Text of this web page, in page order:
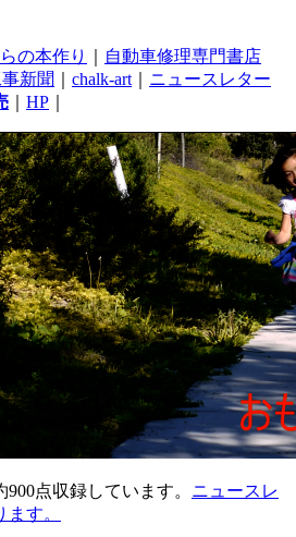
の本作り
自動車修理専門書店
新聞 chalk-art
ニュースレター
HP
点収録しています。 ニュースレ
す。